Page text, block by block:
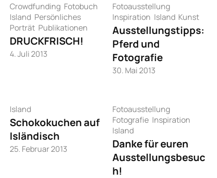
Crowdfunding Fotobuch
Island Persönliches
Porträt Publikationen
DRUCKFRISCH!
4. Juli 2013
Fotoausstellung
Inspiration Island Kunst
Ausstellungstipps:
Pferd und
Fotografie
30. Mai 2013
Island
Schokokuchen auf
Isländisch
25. Februar 2013
Fotoausstellung
Fotografie Inspiration
Island
Danke für euren
Ausstellungsbesuc
h!